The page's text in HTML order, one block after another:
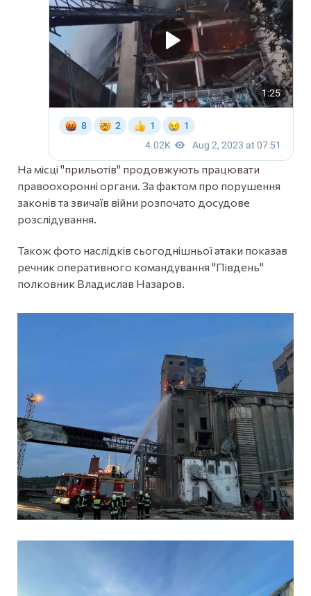
На місці "прильотів" продовжують працювати
правоохоронні органи. За фактом про порушення
законів та звичаїв війни розпочато досудове
розслідування.
Також фото наслідків сьогоднішньої атаки показав
речник оперативного командування "Південь"
полковник Владислав Назаров.